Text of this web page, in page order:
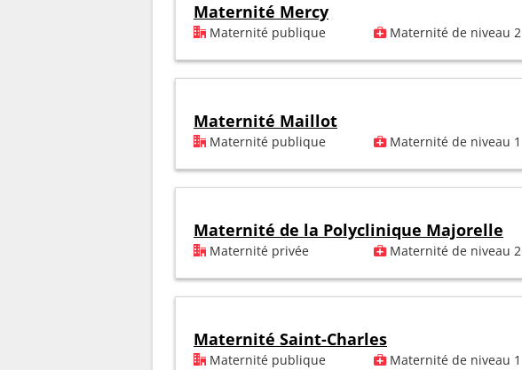
Maternité Mercy
Maternité publique Maternité de niveau 2
Maternité Maillot
Maternité publique Maternité de niveau 1
Maternité de la Polyclinique Majorelle
Maternité privée Maternité de niveau 2
Maternité Saint-Charles
Maternité publique Maternité de niveau 1